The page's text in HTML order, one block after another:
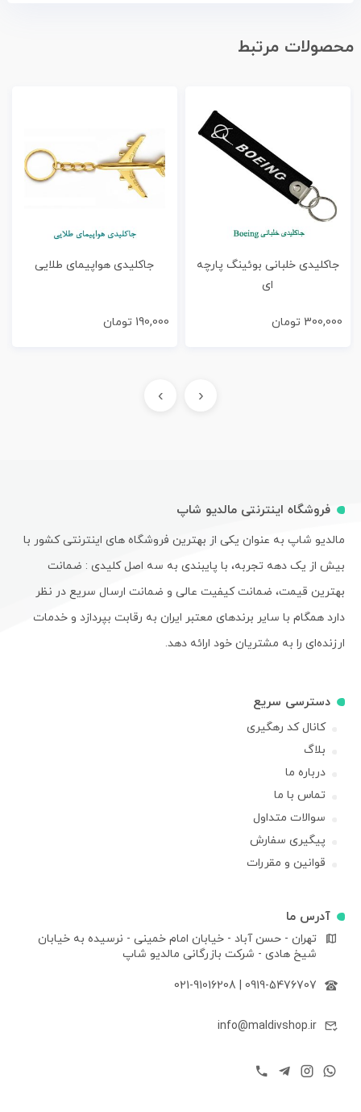
محصولات مرتبط
جاكليدی خلبانی بوئینگ پارچه
ای
300,000 تومان
جاکلیدی هواپیمای طلایی
190,000 تومان
‹
›
فروشگاه اینترنتی مالدیو شاپ
مالدیو شاپ به عنوان یکی از بهترین فروشگاه های اینترنتی کشور با
بیش از یک دهه تجربه، با پایبندی به سه اصل کلیدی : ضمانت
بهترین قیمت، ضمانت کیفیت عالی و ضمانت ارسال سریع در نظر
دارد همگام با سایر برندهای معتبر ایران به رقابت بپردازد و خدمات
ارزنده‌ای را به مشتریان خود ارائه دهد.
دسترسی سریع
کانال کد رهگیری
بلاگ
درباره ما
تماس با ما
سوالات متداول
پیگیری سفارش
قوانین و مقررات
آدرس ما
تهران - حسن آباد - خیابان امام خمینی - نرسیده به خیابان
شیخ هادی - شرکت بازرگانی مالدیو شاپ
0919-5476707
021-91016208
info@maldivshop.ir